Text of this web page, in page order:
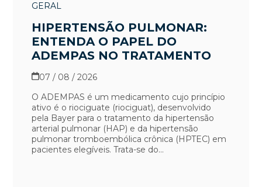
GERAL
HIPERTENSÃO PULMONAR:
ENTENDA O PAPEL DO
ADEMPAS NO TRATAMENTO
07 / 08 / 2026
O ADEMPAS é um medicamento cujo princípio
ativo é o riociguate (riociguat), desenvolvido
pela Bayer para o tratamento da hipertensão
arterial pulmonar (HAP) e da hipertensão
pulmonar tromboembólica crônica (HPTEC) em
pacientes elegíveis. Trata-se do...